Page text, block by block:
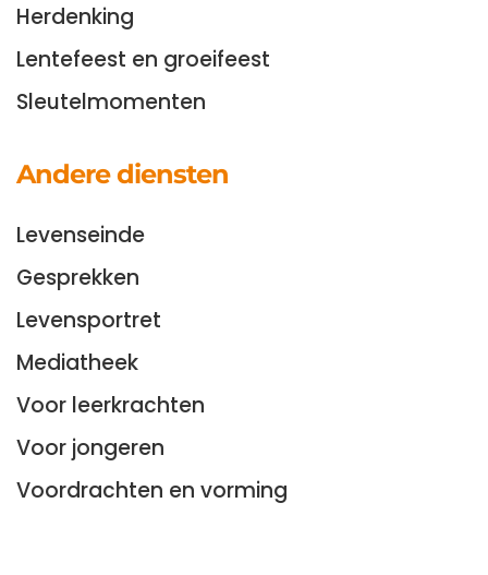
Herdenking
Lentefeest en groeifeest
Sleutelmomenten
Andere diensten
Levenseinde
Gesprekken
Levensportret
Mediatheek
Voor leerkrachten
Voor jongeren
Voordrachten en vorming